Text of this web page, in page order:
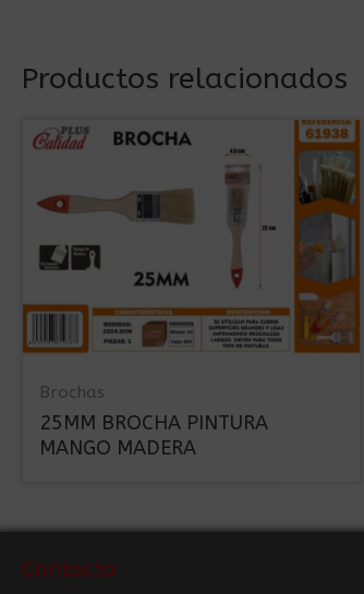
Productos relacionados
Brochas
25MM BROCHA PINTURA
MANGO MADERA
Contacto